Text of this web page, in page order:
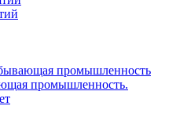
промышленность
промышленность.